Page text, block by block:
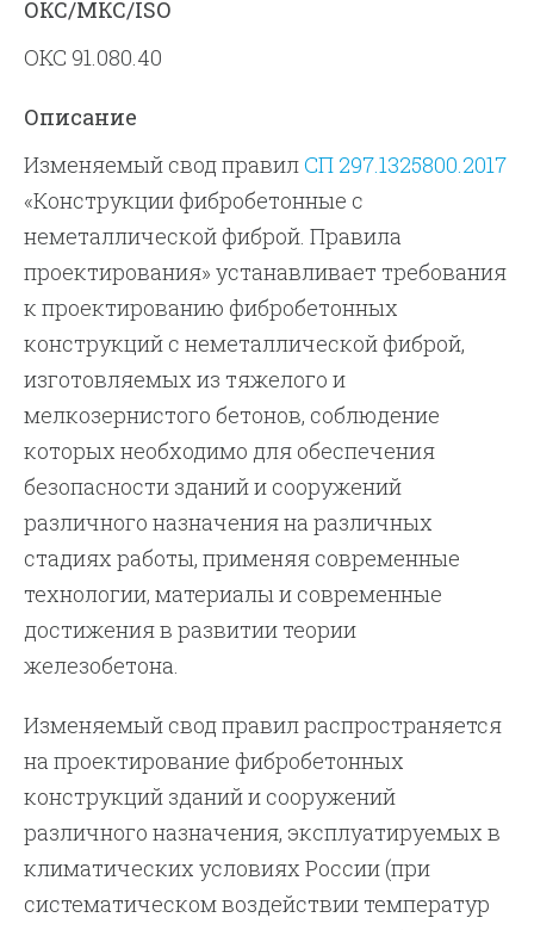
ОКС/МКС/ISO
ОКС 91.080.40
Описание
Изменяемый свод правилСП 297.1325800.2017
«Конструкции фибробетонные с
неметаллической фиброй. Правила
проектирования» устанавливает требования
к проектированию фибробетонных
конструкций с неметаллической фиброй,
изготовляемых из тяжелого и
мелкозернистого бетонов, соблюдение
которых необходимо для обеспечения
безопасности зданий и сооружений
различного назначения на различных
стадиях работы, применяя современные
технологии, материалы и современные
достижения в развитии теории
железобетона.
Изменяемый свод правил распространяется
на проектирование фибробетонных
конструкций зданий и сооружений
различного назначения, эксплуатируемых в
климатических условиях России (при
систематическом воздействии температур